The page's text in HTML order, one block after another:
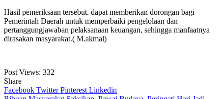
Hasil pemeriksaan tersebut. dapat memberikan dorongan bagi
Pemerintah Daerah untuk memperbaiki pengelolaan dan
pertanggungjawaban pelaksanaan keuangan, sehingga manfaatnya
dirasakan masyarakat.( M.akmal)
Post Views: 332
Share
Facebook TwitterPinterest Linkedin